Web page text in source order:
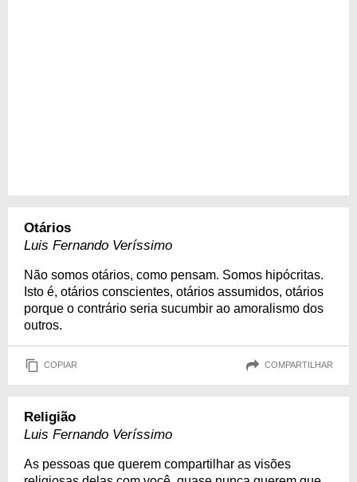
Otários
Luis Fernando Veríssimo
Não somos otários, como pensam. Somos hipócritas.
Isto é, otários conscientes, otários assumidos, otários
porque o contrário seria sucumbir ao amoralismo dos
outros.
COPIAR COMPARTILHAR
Religião
Luis Fernando Veríssimo
As pessoas que querem compartilhar as visões